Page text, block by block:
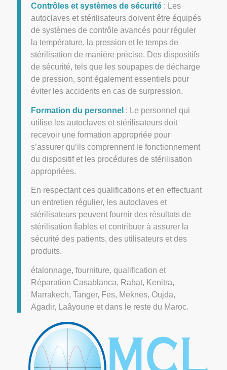
Contrôles et systèmes de sécurité: Les
autoclaves et stérilisateurs doivent être équipés
de systèmes de contrôle avancés pour réguler
la température, la pression et le temps de
stérilisation de manière précise. Des dispositifs
de sécurité, tels que les soupapes de décharge
de pression, sont également essentiels pour
éviter les accidents en cas de surpression.
Formation du personnel: Le personnel qui
utilise les autoclaves et stérilisateurs doit
recevoir une formation appropriée pour
s’assurer qu’ils comprennent le fonctionnement
du dispositif et les procédures de stérilisation
appropriées.
En respectant ces qualifications et en effectuant
un entretien régulier, les autoclaves et
stérilisateurs peuvent fournir des résultats de
stérilisation fiables et contribuer à assurer la
sécurité des patients, des utilisateurs et des
produits.
étalonnage, fourniture, qualification et
Réparation Casablanca, Rabat, Kenitra,
Marrakech, Tanger, Fes, Meknes, Oujda,
Agadir, Laâyoune et dans le reste du Maroc.